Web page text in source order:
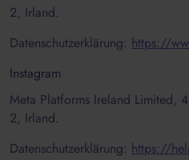
2, Irland.
Datenschutzerklärung: https://
Instagram
Meta Platforms Ireland Limited,
2, Irland.
Datenschutzerklärung: https://